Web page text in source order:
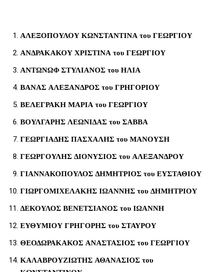
ΑΛΕΞΟΠΟΥΛΟΥ ΚΩΝΣΤΑΝΤΙΝΑ του ΓΕΩΡΓΙΟΥ
ΑΝΔΡΑΚΑΚΟΥ ΧΡΙΣΤΙΝΑ του ΓΕΩΡΓΙΟΥ
ΑΝΤΩΝΩΦ ΣΤΥΛΙΑΝΟΣ του ΗΛΙΑ
ΒΑΝΑΣ ΑΛΕΞΑΝΔΡΟΣ του ΓΡΗΓΟΡΙΟΥ
ΒΕΛΕΓΡΑΚΗ ΜΑΡΙΑ του ΓΕΩΡΓΙΟΥ
ΒΟΥΛΓΑΡΗΣ ΛΕΩΝΙΔΑΣ του ΣΑΒΒΑ
ΓΕΩΡΓΙΑΔΗΣ ΠΑΣΧΑΛΗΣ του ΜΑΝΟΥΣΗ
ΓΕΩΡΓΟΥΛΗΣ ΔΙΟΝΥΣΙΟΣ του ΑΛΕΞΑΝΔΡΟΥ
ΓΙΑΝΝΑΚΟΠΟΥΛΟΣ ΔΗΜΗΤΡΙΟΣ του ΕΥΣΤΑΘΙΟΥ
ΓΙΩΡΓΟΜΙΧΕΛΑΚΗΣ ΙΩΑΝΝΗΣ του ΔΗΜΗΤΡΙΟΥ
ΔΕΚΟΥΛΟΣ ΒΕΝΕΤΣΙΑΝΟΣ του ΙΩΑΝΝΗ
ΕΥΘΥΜΙΟΥ ΓΡΗΓΟΡΗΣ του ΣΤΑΥΡΟΥ
ΘΕΟΔΩΡΑΚΑΚΟΣ ΑΝΑΣΤΑΣΙΟΣ του ΓΕΩΡΓΙΟΥ
ΚΑΛΑΒΡΟΥΖΙΩΤΗΣ ΑΘΑΝΑΣΙΟΣ του